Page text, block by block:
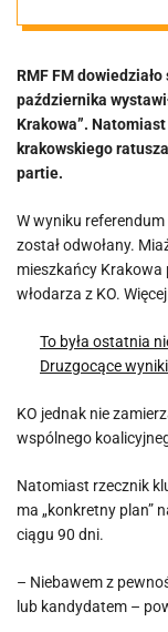
RMF FM
października
Krakowa”.
krakowskiego
partie.
W wyniku
został odwołany.
mieszkańcy
włodarza z KO.
To była ostatnia
Druzgocące
KO jednak nie
wspólnego
Natomiast rzecznik
ma „konkretny plan”
ciągu 90 dni.
– Niebawem z
lub kandydatem –